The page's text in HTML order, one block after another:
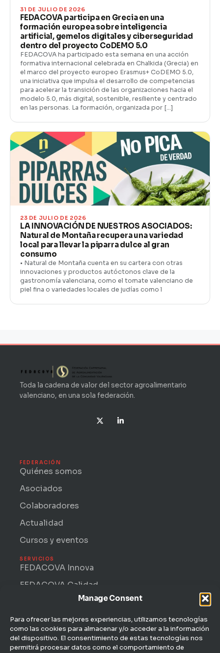
Manage Consent
Para ofrecer las mejores experiencias, utilizamos tecnologías
como las cookies para almacenar y/o acceder a la información
del dispositivo. El consentimiento de estas tecnologías nos
permitirá procesar datos como el comportamiento de
31 DE JULIO DE 2026
FEDACOVA participa en Grecia en una
formación europea sobre inteligencia
artificial, gemelos digitales y ciberseguridad
dentro del proyecto CoDEMO 5.0
FEDACOVA ha participado esta semana en una acción
formativa internacional celebrada en Chalkida (Grecia) en
el marco del proyecto europeo Erasmus+ CoDEMO 5.0,
una iniciativa que impulsa el desarrollo de competencias
para acelerar la transición de las organizaciones hacia el
modelo 5.0, más digital, sostenible, resiliente y centrado
en las personas. La formación, organizada por […]
23 DE JULIO DE 2026
LA INNOVACIÓN DE NUESTROS ASOCIADOS:
Natural de Montaña recupera una variedad
local para llevar la piparra dulce al gran
consumo
• Natural de Montaña cuenta en su cartera con otras
innovaciones y productos autóctonos clave de la
gastronomía valenciana, como el tomate valenciano de
piel fina o variedades locales de judías como l
Toda la cadena de valor del sector agroalimentario
valenciano, en una sola federación.
X
- i
FEDERACIÓN
Quiénes somos
Asociados
Colaboradores
Actualidad
Cursos y eventos
SERVICIOS
FEDACOVA Innova
FEDACOVA Calidad
Internacional · ENTRII
FEDACOVA Informa
Jurídico Laboral